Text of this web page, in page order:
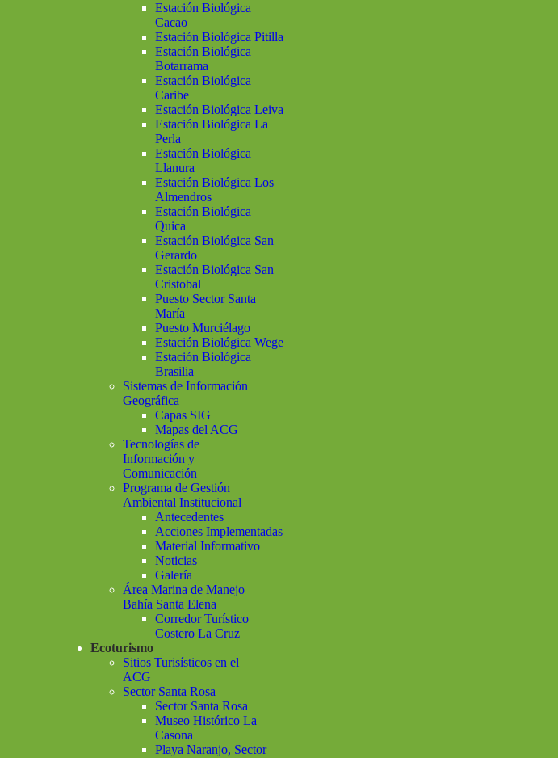
Estación Biológica
Cacao
Estación Biológica Pitilla
Estación Biológica
Botarrama
Estación Biológica
Caribe
Estación Biológica Leiva
Estación Biológica La
Perla
Estación Biológica
Llanura
Estación Biológica Los
Almendros
Estación Biológica
Quica
Estación Biológica San
Gerardo
Estación Biológica San
Cristobal
Puesto Sector Santa
María
Puesto Murciélago
Estación Biológica Wege
Estación Biológica
Brasilia
Sistemas de Información
Geográfica
Capas SIG
Mapas del ACG
Tecnologías de
Información y
Comunicación
Programa de Gestión
Ambiental Institucional
Antecedentes
Acciones Implementadas
Material Informativo
Noticias
Galería
Área Marina de Manejo
Bahía Santa Elena
Corredor Turístico
Costero La Cruz
Ecoturismo
Sitios Turisísticos en el
ACG
Sector Santa Rosa
Sector Santa Rosa
Museo Histórico La
Casona
Playa Naranjo, Sector